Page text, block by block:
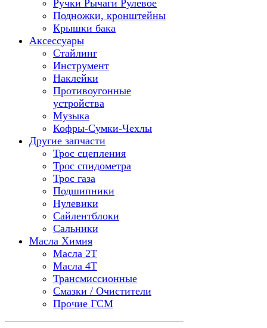
Ручки Рычаги Рулевое
Подножки, кронштейны
Крышки бака
Аксессуары
Стайлинг
Инструмент
Наклейки
Противоугонные
устройства
Музыка
Кофры-Сумки-Чехлы
Другие запчасти
Трос сцепления
Трос спидометра
Трос газа
Подшипники
Нулевики
Сайлентблоки
Сальники
Масла Химия
Масла 2Т
Масла 4Т
Трансмиссионные
Смазки / Очистители
Прочие ГСМ